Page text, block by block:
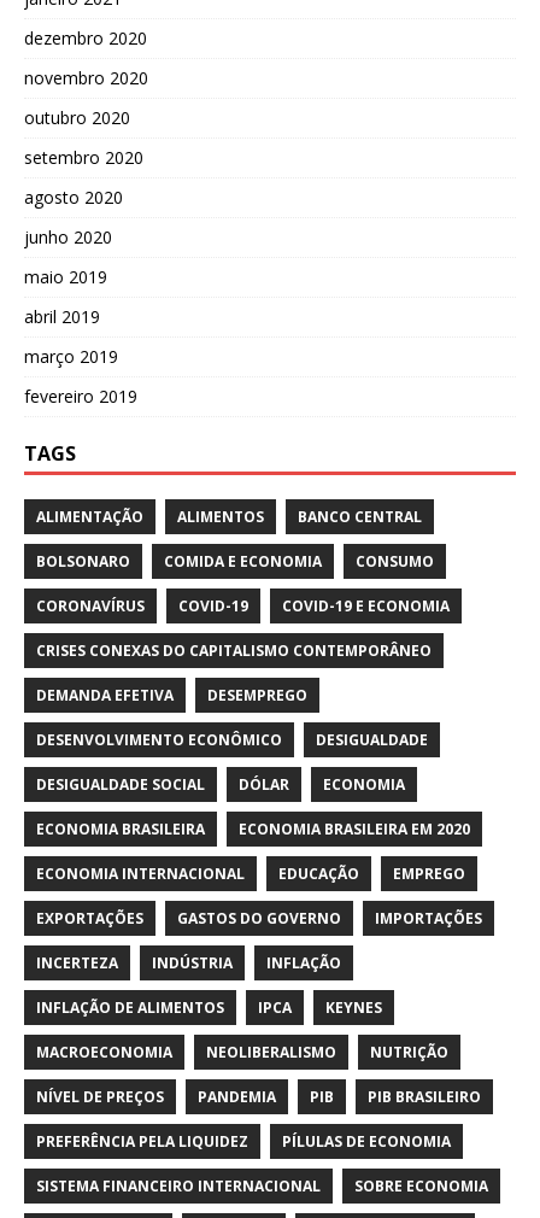
dezembro 2020
novembro 2020
outubro 2020
setembro 2020
agosto 2020
junho 2020
maio 2019
abril 2019
março 2019
fevereiro 2019
TAGS
ALIMENTAÇÃO ALIMENTOS BANCO CENTRAL
BOLSONARO COMIDA E ECONOMIA CONSUMO
CORONAVÍRUS COVID-19 COVID-19 E ECONOMIA
CRISES CONEXAS DO CAPITALISMO CONTEMPORÂNEO
DEMANDA EFETIVA DESEMPREGO
DESENVOLVIMENTO ECONÔMICO DESIGUALDADE
DESIGUALDADE SOCIAL DÓLAR ECONOMIA
ECONOMIA BRASILEIRA ECONOMIA BRASILEIRA EM 2020
ECONOMIA INTERNACIONAL EDUCAÇÃO EMPREGO
EXPORTAÇÕES GASTOS DO GOVERNO IMPORTAÇÕES
INCERTEZA INDÚSTRIA INFLAÇÃO
INFLAÇÃO DE ALIMENTOS IPCA KEYNES
MACROECONOMIA NEOLIBERALISMO NUTRIÇÃO
NÍVEL DE PREÇOS PANDEMIA PIB PIB BRASILEIRO
PREFERÊNCIA PELA LIQUIDEZ PÍLULAS DE ECONOMIA
SISTEMA FINANCEIRO INTERNACIONAL SOBRE ECONOMIA